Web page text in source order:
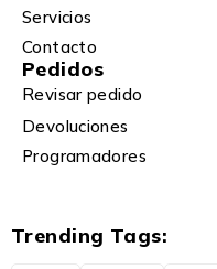
Servicios
Contacto
Pedidos
Revisar pedido
Devoluciones
Programadores
Trending Tags: